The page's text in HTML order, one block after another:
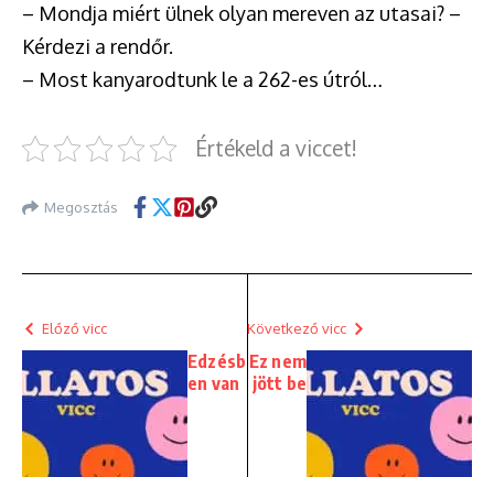
– Mondja miért ülnek olyan mereven az utasai? –
Kérdezi a rendőr.
– Most kanyarodtunk le a 262-es útról…
Értékeld a viccet!
Megosztás
Előző vicc
Edzésb
en van
Következő vicc
Ez nem
jött be